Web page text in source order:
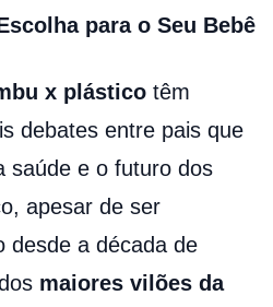
para o Seu Bebê
x plástico têm
debates entre pais que
saúde e o futuro dos
apesar de ser
desde a década de
maiores vilões da